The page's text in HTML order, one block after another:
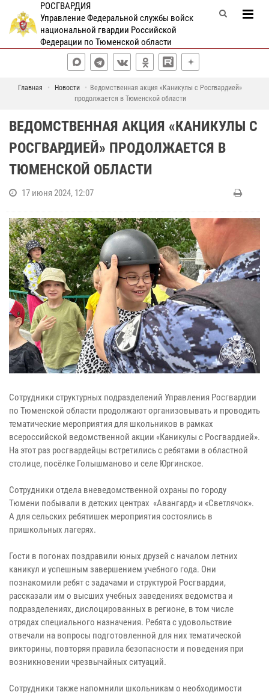
РОСГВАРДИЯ
Управление Федеральной службы войск
национальной гвардии Российской
Федерации по Тюменской области
Главная Новости
Ведомственная акция «Каникулы с Росгвардией»
продолжается в Тюменской области
ВЕДОМСТВЕННАЯ АКЦИЯ «КАНИКУЛЫ С
РОСГВАРДИЕЙ» ПРОДОЛЖАЕТСЯ В
ТЮМЕНСКОЙ ОБЛАСТИ
17 июня 2024, 12:07
Сотрудники структурных подразделений Управления Росгвардии
по Тюменской области продолжают организовывать и проводить
тематические мероприятия для школьников в рамках
всероссийской ведомственной акции «Каникулы с Росгвардией».
На этот раз росгвардейцы встретились с ребятами в областной
столице, посёлке Голышманово и селе Юргинское.
Сотрудники отдела вневедомственной охраны по городу
Тюмени побывали в детских центрах «Авангард» и «Светлячок».
А для сельских ребятишек мероприятия состоялись в
пришкольных лагерях.
Гости в погонах поздравили юных друзей с началом летних
каникул и успешным завершением учебного года. Они
познакомили ребят с задачами и структурой Росгвардии,
рассказали им о высших учебных заведениях ведомства и
подразделениях, дислоцированных в регионе, в том числе
отрядах специального назначения. Ребята с удовольствие
отвечали на вопросы подготовленной для них тематической
викторины, повторяя правила безопасности и поведения при
возникновении чрезвычайных ситуаций.
Сотрудники также напомнили школьникам о необходимости